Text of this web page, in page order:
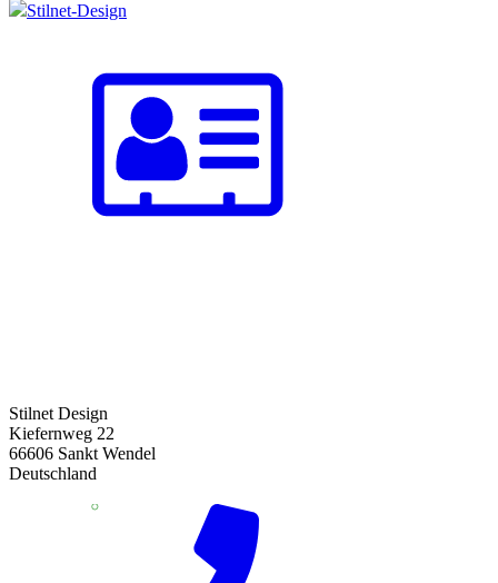
Stilnet-Design
Stilnet Design
Kiefernweg 22
66606 Sankt Wendel
Deutschland